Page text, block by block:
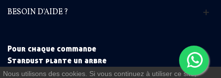
BESOIN D'AIDE ?
Pour chaque commande
Stardust plante un arbre
Nous utilisons des cookies. Si vous continuez à utiliser ce site,